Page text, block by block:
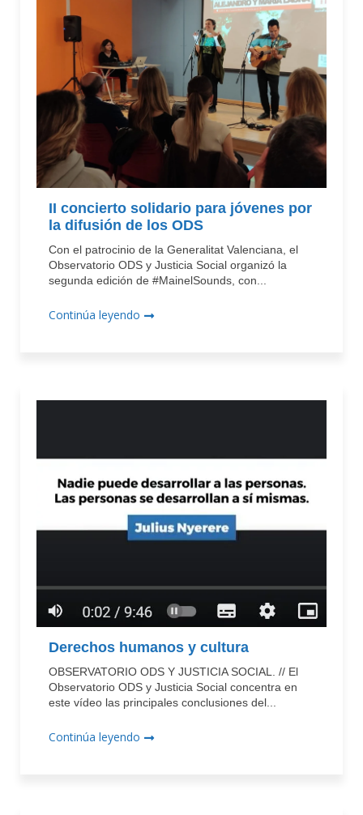
II concierto solidario para jóvenes por
la difusión de los ODS
Con el patrocinio de la Generalitat Valenciana, el
Observatorio ODS y Justicia Social organizó la
segunda edición de #MainelSounds, con...
Continúa leyendo
Derechos humanos y cultura
OBSERVATORIO ODS Y JUSTICIA SOCIAL. // El
Observatorio ODS y Justicia Social concentra en
este vídeo las principales conclusiones del...
Continúa leyendo